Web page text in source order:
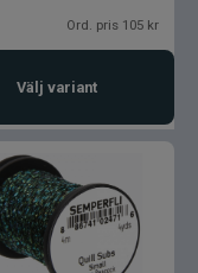
Ord. pris 105 kr
Välj variant